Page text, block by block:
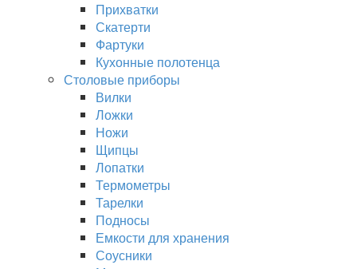
Прихватки
Скатерти
Фартуки
Кухонные полотенца
Столовые приборы
Вилки
Ложки
Ножи
Щипцы
Лопатки
Термометры
Тарелки
Подносы
Емкости для хранения
Соусники